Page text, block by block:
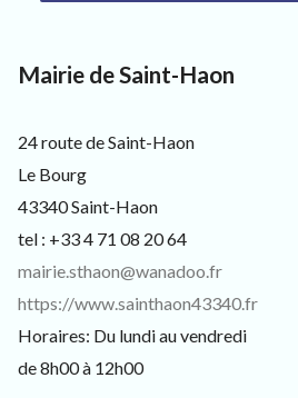
s
e
s
e
t
c
u
r
e
u
Mairie de Saint-Haon
24 route de Saint-Haon
Le Bourg
43340 Saint-Haon
tel : +33 4 71 08 20 64
mairie.sthaon@wanadoo.fr
https://www.sainthaon43340.fr
Horaires: Du lundi au vendredi
de 8h00 à 12h00